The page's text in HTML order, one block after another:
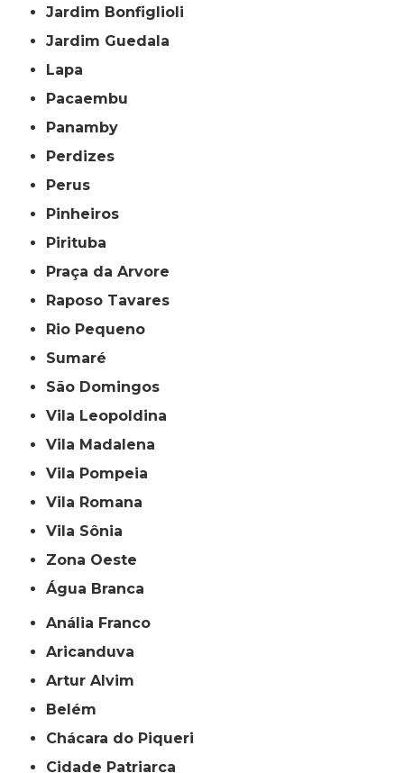
Jardim Bonfiglioli
Jardim Guedala
Lapa
Pacaembu
Panamby
Perdizes
Perus
Pinheiros
Pirituba
Praça da Arvore
Raposo Tavares
Rio Pequeno
Sumaré
São Domingos
Vila Leopoldina
Vila Madalena
Vila Pompeia
Vila Romana
Vila Sônia
Zona Oeste
Água Branca
Anália Franco
Aricanduva
Artur Alvim
Belém
Chácara do Piqueri
Cidade Patriarca